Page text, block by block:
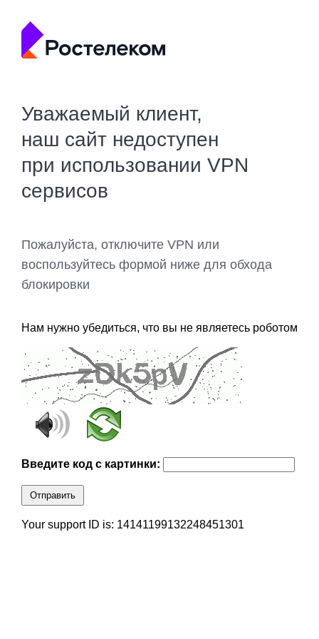
Уважаемый клиент,
наш сайт недоступен
при использовании VPN
сервисов
Пожалуйста, отключите VPN или
воспользуйтесь формой ниже для обхода
блокировки
Нам нужно убедиться, что вы не являетесь роботом
Введите код с картинки:
Отправить
Your support ID is: 14141199132248451301